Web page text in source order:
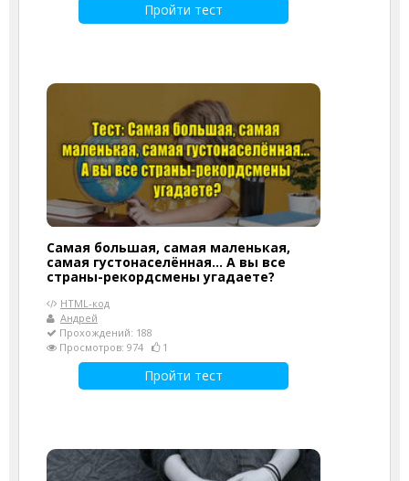
Пройти тест
Самая большая, самая маленькая,
самая густонаселённая... А вы все
страны-рекордсмены угадаете?
HTML-код
Андрей
Прохождений: 188
Просмотров: 974
1
Пройти тест